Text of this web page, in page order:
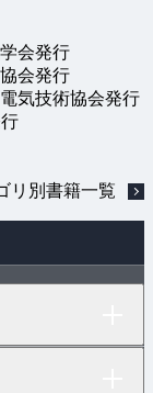
会発行
会発行
気技術協会発行
リ別書籍一覧